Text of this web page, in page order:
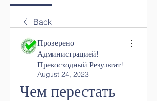
Back
Проверено
Администрацией!
Превосходный Результат!
August 24, 2023
Чем перестать